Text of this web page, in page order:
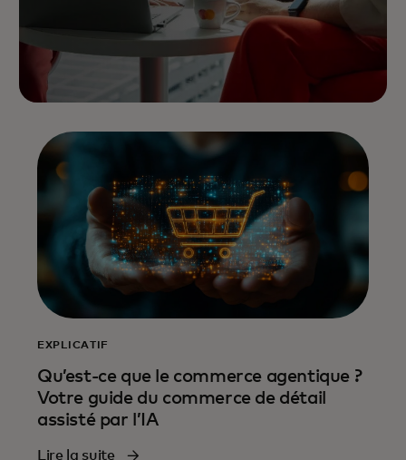
EXPLICATIF
Qu’est-ce que le commerce agentique ?
Votre guide du commerce de détail
assisté par l’IA
Lire la suite